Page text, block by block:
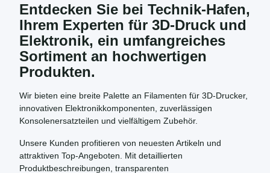
Entdecken Sie bei Technik-Hafen,
Ihrem Experten für 3D-Druck und
Elektronik, ein umfangreiches
Sortiment an hochwertigen
Produkten.
Wir bieten eine breite Palette an Filamenten für 3D-Drucker,
innovativen Elektronikkomponenten, zuverlässigen
Konsolenersatzteilen und vielfältigem Zubehör.
Unsere Kunden profitieren von neuesten Artikeln und
attraktiven Top-Angeboten. Mit detaillierten
Produktbeschreibungen, transparenten